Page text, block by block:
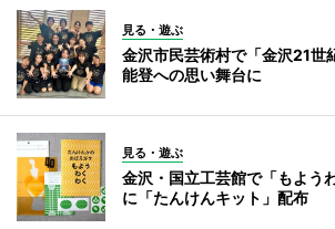
見る・遊ぶ
金沢市民芸術村で「金沢21
能登への思い舞台に
見る・遊ぶ
金沢・国立工芸館で「もよ
に「たんけんキット」配布